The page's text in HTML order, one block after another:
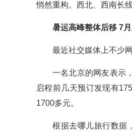
悄然重构。西北、西南长
暑运高峰整体后移 7
最近社交媒体上不少
一名北京的网友表示
启程前几天预订发现有
1700多元。
根据去哪儿旅行数据